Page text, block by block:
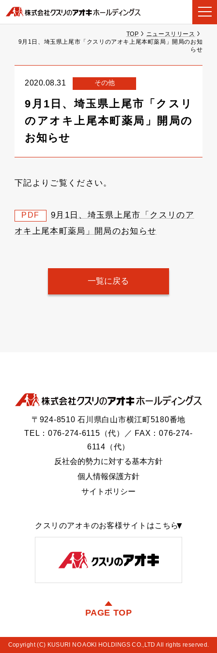
TOP
ニュースリリース
9月1日、埼玉県上尾市「クスリのアオキ上尾本町薬局」開局のお知
らせ
2020.08.31 その他
9月1日、埼玉県上尾市「クスリ
のアオキ上尾本町薬局」開局の
お知らせ
下記よりご覧ください。
PDF
9月1日、埼玉県上尾市「クスリのア
オキ上尾本町薬局」開局のお知らせ
一覧に戻る
〒924-8510 石川県白山市横江町5180番地
TEL：076-274-6115（代）／ FAX：076-274-
6114（代）
反社会的勢力に対する基本方針
個人情報保護方針
サイトポリシー
クスリのアオキのお客様サイトはこちら
PAGE TOP
Copyright (C) KUSURI NO AOKI HOLDINGS CO.,LTD All rights reserved.